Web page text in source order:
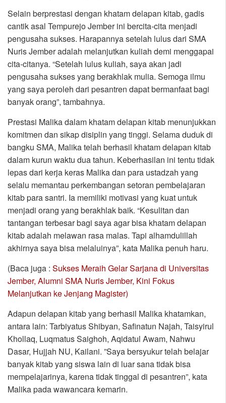
Selain berprestasi dengan khatam delapan kitab, gadis
cantik asal Tempurejo Jember ini bercita-cita menjadi
pengusaha sukses. Harapannya setelah lulus dari SMA
Nuris Jember adalah melanjutkan kuliah demi menggapai
cita-citanya. “Setelah lulus kuliah, saya akan jadi
pengusaha sukses yang berakhlak mulia. Semoga ilmu
yang saya peroleh dari pesantren dapat bermanfaat bagi
banyak orang”, tambahnya.
Prestasi Malika dalam khatam delapan kitab menunjukkan
komitmen dan sikap disiplin yang tinggi. Selama duduk di
bangku SMA, Malika telah berhasil khatam delapan kitab
dalam kurun waktu dua tahun. Keberhasilan ini tentu tidak
lepas dari kerja keras Malika dan para ustadzah yang
selalu memantau perkembangan setoran pembelajaran
kitab para santri. Ia memiliki motivasi yang kuat untuk
menjadi orang yang berakhlak baik. “Kesulitan dan
tantangan terbesar bagi saya agar bisa khatam delapan
kitab adalah melawan rasa malas. Tapi alhamdulillah
akhirnya saya bisa melaluinya”, kata Malika penuh haru.
(Baca juga : Sukses Meraih Gelar Sarjana di Universitas
Jember, Alumni SMA Nuris Jember, Kini Fokus
Melanjutkan ke Jenjang Magister)
Adapun delapan kitab yang berhasil Malika khatamkan,
antara lain: Tarbiyatus Shibyan, Safinatun Najah, Taisyirul
Khollaq, Luqmatus Saighoh, Aqidatul Awam, Nahwu
Dasar, Hujjah NU, Kailani. ”Saya bersyukur telah belajar
banyak kitab yang siswa lain di luar sana tidak bisa
mempelajarinya, karena tidak tinggal di pesantren”, kata
Malika pada wawancara kemarin.